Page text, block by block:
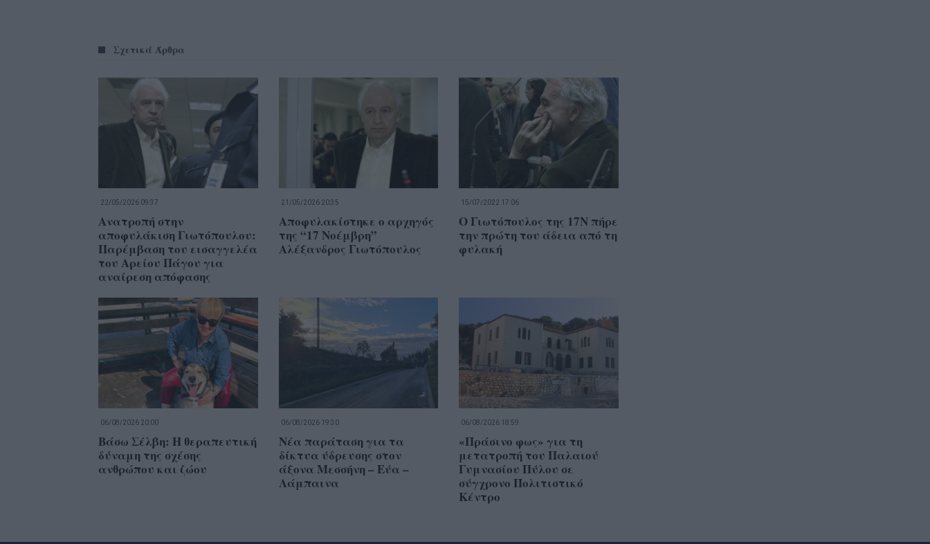
Σχετικά Άρθρα
22/05/2026 09:37
Ανατροπή στην
αποφυλάκιση Γιωτόπουλου:
Παρέμβαση του εισαγγελέα
του Αρείου Πάγου για
αναίρεση απόφασης
21/05/2026 20:35
Αποφυλακίστηκε ο αρχηγός
της “17 Νοέμβρη”
Αλέξανδρος Γιωτόπουλος
15/07/2022 17:06
Ο Γιωτόπουλος της 17Ν πήρε
την πρώτη του άδεια από τη
φυλακή
06/08/2026 20:00
Βάσω Σέλβη: Η θεραπευτική
δύναμη της σχέσης
ανθρώπου και ζώου
06/08/2026 19:30
Νέα παράταση για τα
δίκτυα ύδρευσης στον
άξονα Μεσσήνη – Εύα –
Λάμπαινα
06/08/2026 18:59
«Πράσινο φως» για τη
μετατροπή του Παλαιού
Γυμνασίου Πύλου σε
σύγχρονο Πολιτιστικό
Κέντρο